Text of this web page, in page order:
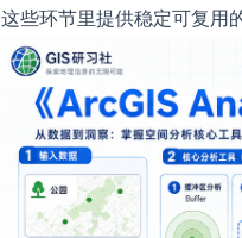
这些环节里提供稳定可复用